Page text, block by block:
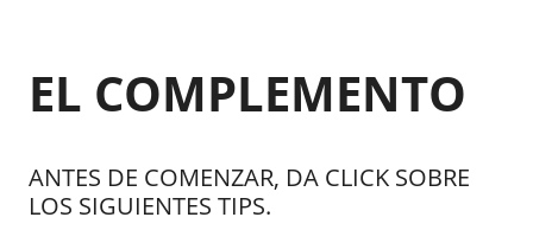
KNOW HOW IN
EL COMPLEMENTO
ANTES DE COMENZAR, DA CLICK SOBRE
LOS SIGUIENTES TIPS.